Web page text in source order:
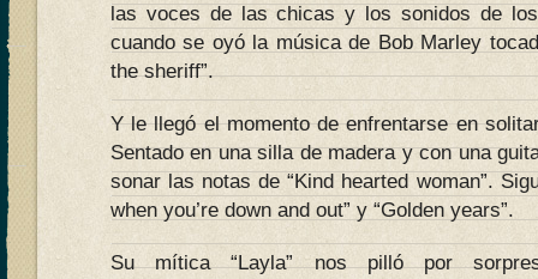
las voces de las chicas y los sonidos de
cuando se oyó la música de Bob Marley
the sheriff”.
Y le llegó el momento de enfrentarse en
Sentado en una silla de madera y con una
sonar las notas de “Kind hearted woman”.
when you’re down and out” y “Golden years”.
Su mítica “Layla” nos pilló por